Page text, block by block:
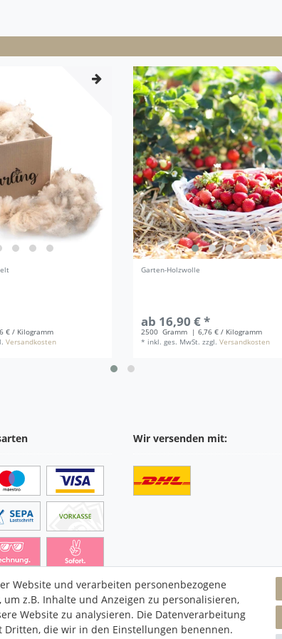
€ / Kilogramm
Versandkosten
Garten-Holzwolle
ab 16,90 € *
2500 Gramm
| 6,76 € / Kilogramm
* inkl. ges. MwSt. zzgl.Versandkosten
Wir versenden mit:
Website und verarbeiten personenbezogene
um z.B. Inhalte und Anzeigen zu personalisieren,
Website zu analysieren. Die Datenverarbeitung
die wir in den Einstellungen benennen.